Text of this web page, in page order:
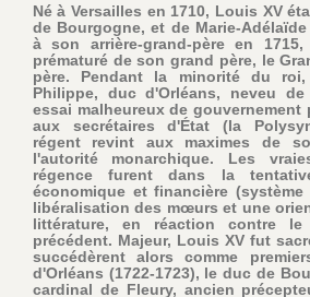
Né à Versailles en 1710, Louis XV
de Bourgogne, et de Marie-
à son arrière-grand-père en
prématuré de son grand père, le
père. Pendant la minorité du
Philippe, duc d'Orléans, neveu
essai malheureux de
aux secrétaires d'État (la
régent revint aux maximes de
l'autorité monarchique. Les
régence furent dans la
économique et financière
libéralisation des mœurs et une
littérature, en réaction contre
précédent. Majeur, Louis XV fut
succédèrent alors comme
d'Orléans (1722-1723), le duc de
cardinal de Fleury, ancien